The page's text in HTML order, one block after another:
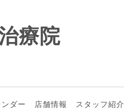
療院
ダー 店舗情報 スタッフ紹介